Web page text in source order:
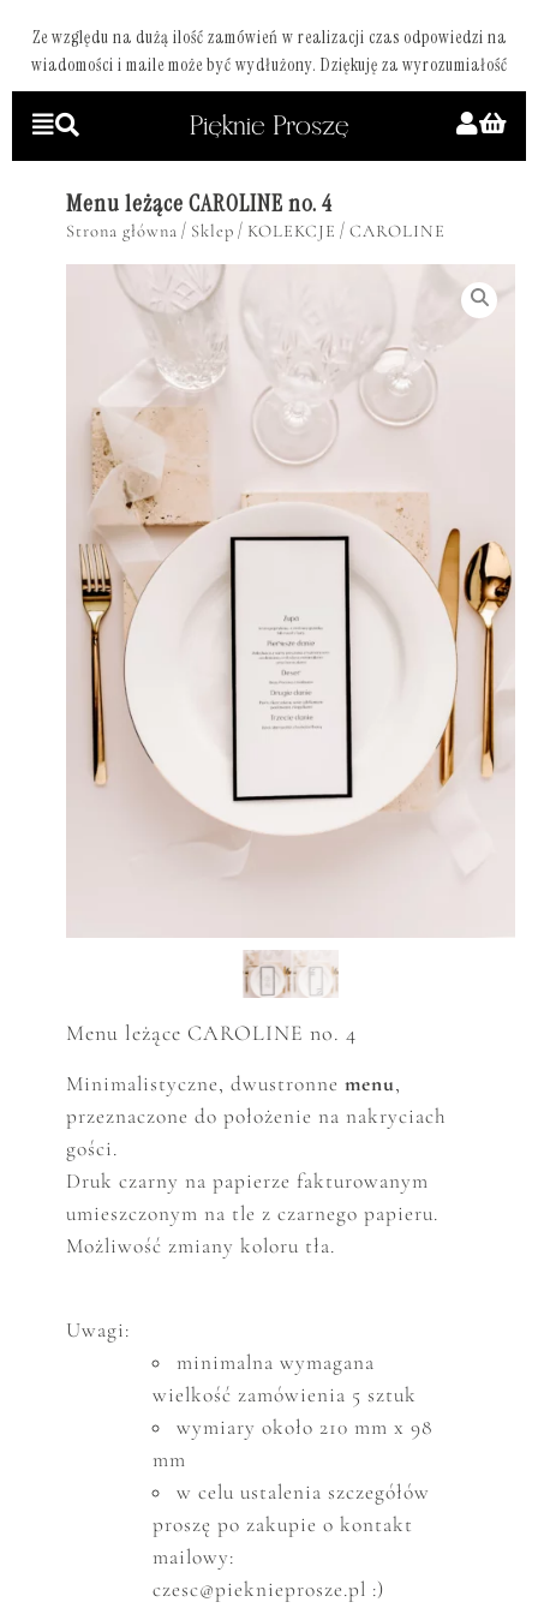
Ze względu na dużą ilość zamówień w realizacji czas odpowiedzi na
wiadomości i maile może być wydłużony. Dziękuję za wyrozumiałość
Menu leżące CAROLINE no. 4
Strona główna / Sklep / KOLEKCJE / CAROLINE
Menu leżące CAROLINE no. 4
Minimalistyczne, dwustronne menu,
przeznaczone do położenie na nakryciach
gości.
Druk czarny na papierze fakturowanym
umieszczonym na tle z czarnego papieru.
Możliwość zmiany koloru tła.
Uwagi:
minimalna wymagana
wielkość zamówienia 5 sztuk
wymiary około 210 mm x 98
mm
w celu ustalenia szczegółów
proszę po zakupie o kontakt
mailowy:
czesc@pieknieprosze.pl :)